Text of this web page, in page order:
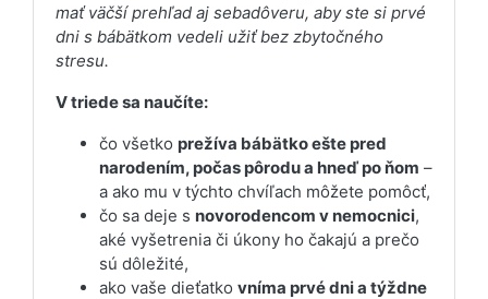
mať väčší prehľad aj sebadôveru, aby ste si prvé
dni s bábätkom vedeli užiť bez zbytočného
stresu.
V triede sa naučíte:
čo všetko prežíva bábätko ešte pred
narodením, počas pôrodu a hneď po ňom –
a ako mu v týchto chvíľach môžete pomôcť,
čo sa deje s novorodencom v nemocnici,
aké vyšetrenia či úkony ho čakajú a prečo
sú dôležité,
ako vaše dieťatko vníma prvé dni a týždne